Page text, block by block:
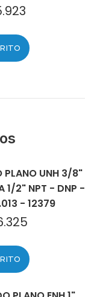
PLANO UNH 3/8"
1/2" NPT - DNP -
- 12379